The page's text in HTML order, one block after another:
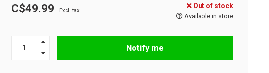
C$49.99 Excl. tax
Out of stock
Available in store
Notify me